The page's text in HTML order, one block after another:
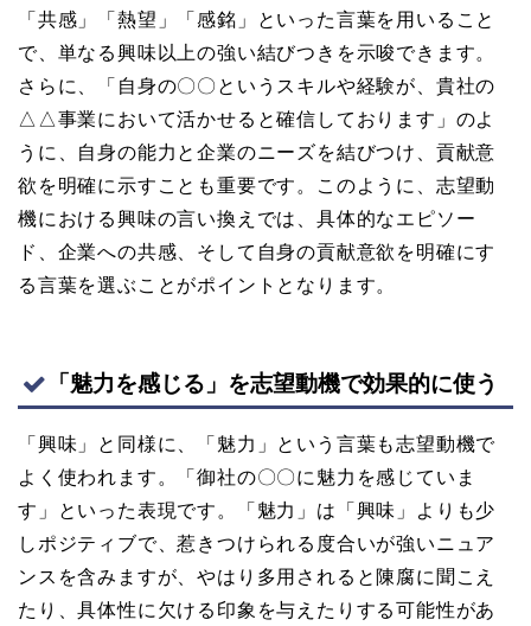
「共感」「熱望」「感銘」といった言葉を用いること
で、単なる興味以上の強い結びつきを示唆できます。
さらに、「自身の〇〇というスキルや経験が、貴社の
△△事業において活かせると確信しております」のよ
うに、自身の能力と企業のニーズを結びつけ、貢献意
欲を明確に示すことも重要です。このように、志望動
機における興味の言い換えでは、具体的なエピソー
ド、企業への共感、そして自身の貢献意欲を明確にす
る言葉を選ぶことがポイントとなります。
「魅力を感じる」を志望動機で効果的に使う
「興味」と同様に、「魅力」という言葉も志望動機で
よく使われます。「御社の〇〇に魅力を感じていま
す」といった表現です。「魅力」は「興味」よりも少
しポジティブで、惹きつけられる度合いが強いニュア
ンスを含みますが、やはり多用されると陳腐に聞こえ
たり、具体性に欠ける印象を与えたりする可能性があ